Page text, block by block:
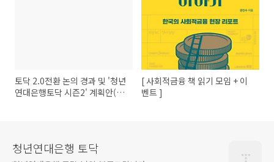
토닥 2.0전환 논의 경과 및 '청년
연대은행토닥 시즌2' 계획안(초
[ 사회적금융 책 읽기 모임 + 이
벤트 ]
청년연대은행 토닥